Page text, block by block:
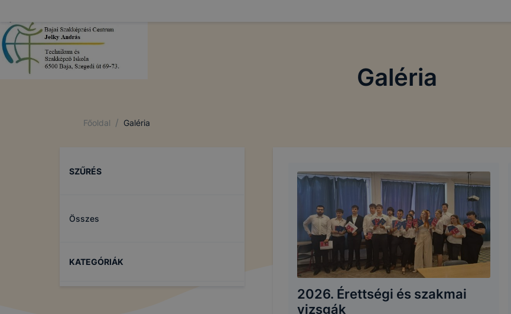
Galéria
Főoldal / Galéria
SZŰRÉS
Összes
KATEGÓRIÁK
2026. Érettségi és szakmai
vizsgák